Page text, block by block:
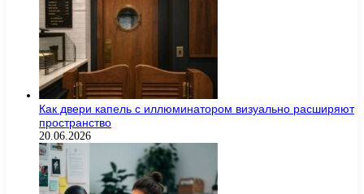
Как двери капель с иллюминатором визуально расширяют
пространство
20.06.2026